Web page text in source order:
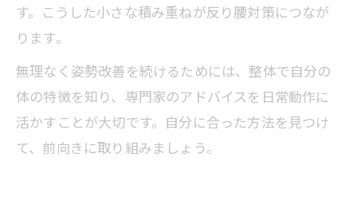
す。こうした小さな積み重ねが反り腰対策につなが
ります。
無理なく姿勢改善を続けるためには、整体で自分の
体の特徴を知り、専門家のアドバイスを日常動作に
活かすことが大切です。自分に合った方法を見つけ
て、前向きに取り組みましょう。